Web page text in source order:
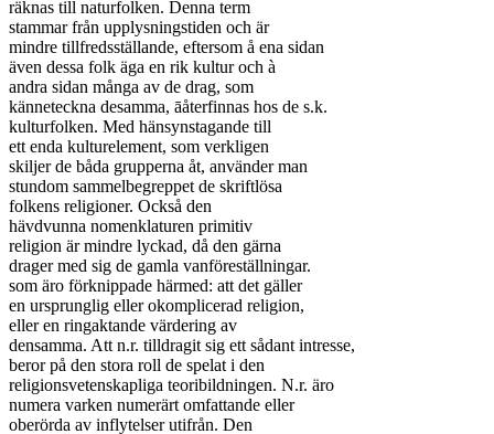
räknas till naturfolken. Denna term
stammar från upplysningstiden och är
mindre tillfredsställande, eftersom å ena sidan
även dessa folk äga en rik kultur och à
andra sidan många av de drag, som
känneteckna desamma, āåterfinnas hos de s.k.
kulturfolken. Med hänsynstagande till
ett enda kulturelement, som verkligen
skiljer de båda grupperna åt, använder man
stundom sammelbegreppet de skriftlösa
folkens religioner. Också den
hävdvunna nomenklaturen primitiv
religion är mindre lyckad, då den gärna
drager med sig de gamla vanföreställningar.
som äro förknippade härmed: att det gäller
en ursprunglig eller okomplicerad religion,
eller en ringaktande värdering av
densamma. Att n.r. tilldragit sig ett sådant intresse,
beror på den stora roll de spelat i den
religionsvetenskapliga teoribildningen. N.r. äro
numera varken numerärt omfattande eller
oberörda av inflytelser utifrån. Den